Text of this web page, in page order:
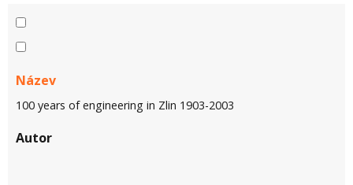
Název
100 years of engineering in Zlin 1903-2003
Autor